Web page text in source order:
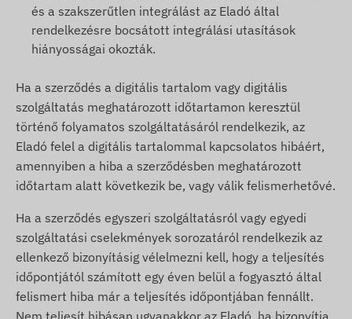
és a szakszerűtlen integrálást az Eladó által
rendelkezésre bocsátott integrálási utasítások
hiányosságai okozták.
Ha a szerződés a digitális tartalom vagy digitális
szolgáltatás meghatározott időtartamon keresztül
történő folyamatos szolgáltatásáról rendelkezik, az
Eladó felel a digitális tartalommal kapcsolatos hibáért,
amennyiben a hiba a szerződésben meghatározott
időtartam alatt következik be, vagy válik felismerhetővé.
Ha a szerződés egyszeri szolgáltatásról vagy egyedi
szolgáltatási cselekmények sorozatáról rendelkezik az
ellenkező bizonyításig vélelmezni kell, hogy a teljesítés
időpontjától számított egy éven belül a fogyasztó által
felismert hiba már a teljesítés időpontjában fennállt.
Nem teljesít hibásan ugyanakkor az Eladó, ha bizonyítja,